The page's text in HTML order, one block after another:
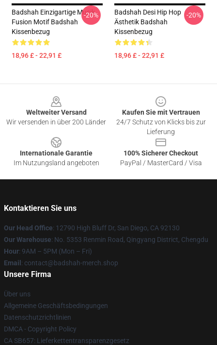
Badshah Einzigartige Musik
Fusion Motif Badshah
Kissenbezug
18,96 £ - 22,91 £
-20%
Badshah Desi Hip Hop
Ästhetik Badshah
Kissenbezug
18,96 £ - 22,91 £
-20%
Weltweiter Versand
Wir versenden in über 200 Länder
Kaufen Sie mit Vertrauen
24/7 Schutz von Klicks bis zur
Lieferung
Internationale Garantie
Im Nutzungsland angeboten
100% Sicherer Checkout
PayPal / MasterCard / Visa
Kontaktieren Sie uns
Our Head Office: 12790 High Bluff Dr, San Diego, CA 92130
Our Warehouse: No. 5353 Renmin Road, Qingyang District, Chengdu
Hour: 9AM – 5PM (Mon – Fri)
Email : contact@badshah-merch.shop
Unsere Firma
Über uns
Allgemeine Geschäftsbedingungen
Datenschutzrichtlinien
DMCA - Copyright Policy
CA SB657: Lieferkettentransparenzgesetz